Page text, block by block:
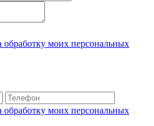
обработку моих персональных
обработку моих персональных